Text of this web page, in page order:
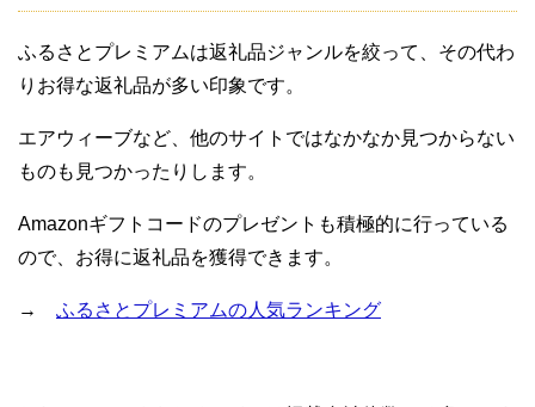
ふるさとプレミアムは返礼品ジャンルを絞って、その代わ
りお得な返礼品が多い印象です。
エアウィーブなど、他のサイトではなかなか見つからない
ものも見つかったりします。
Amazonギフトコードのプレゼントも積極的に行っている
ので、お得に返礼品を獲得できます。
→ ふるさとプレミアムの人気ランキング